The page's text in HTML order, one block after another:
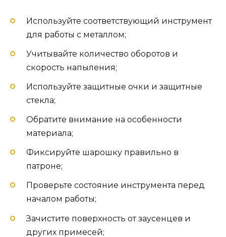
Используйте соответствующий инструмент
для работы с металлом;
Учитывайте количество оборотов и
скорость напыления;
Используйте защитные очки и защитные
стекла;
Обратите внимание на особенности
материала;
Фиксируйте шарошку правильно в
патроне;
Проверьте состояние инструмента перед
началом работы;
Зачистите поверхность от заусенцев и
других примесей;